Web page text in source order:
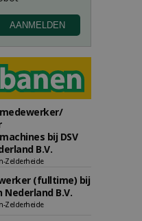
bij DSV
B.V.
Zelderheide
(fulltime) bij
Nederland B.V.
Zelderheide